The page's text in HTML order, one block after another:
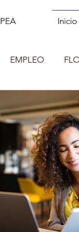
Inicio
EMPLEO
INTERIORES
DEPORTE
y Personal Shopper
(ELE)